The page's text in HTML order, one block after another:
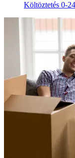
Költöztetés 0-24